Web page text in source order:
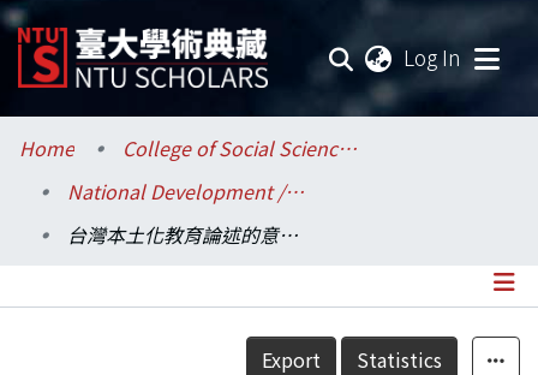
Log In
Communities & Collections
Research Outputs
Home
College of Social Sciences / 社會科學院
National Development / 國家發展研究所
台灣本土化教育論述的意識形態分析
Details
Export Statistics